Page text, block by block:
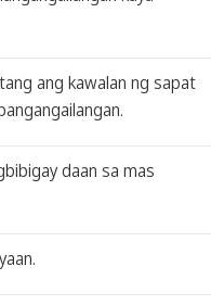
ang kawalan ng sapat
daan sa mas